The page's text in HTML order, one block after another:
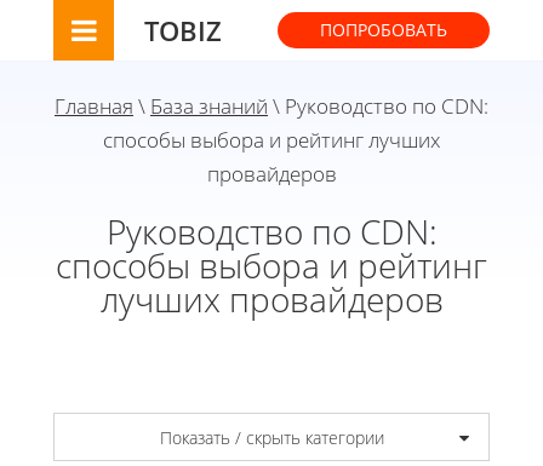
TOBIZ ПОПРОБОВАТЬ
Главная \ База знаний \ Руководство по CDN:
способы выбора и рейтинг лучших
провайдеров
Руководство по CDN:
способы выбора и рейтинг
лучших провайдеров
Показать / скрыть категории